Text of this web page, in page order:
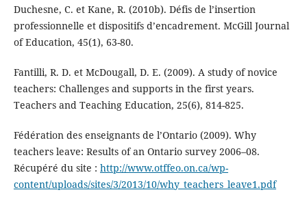
Duchesne, C. et Kane, R. (2010b). Défis de l’insertion
professionnelle et dispositifs d’encadrement. McGill Journal
of Education, 45(1), 63-80.
Fantilli, R. D. et McDougall, D. E. (2009). A study of novice
teachers: Challenges and supports in the first years.
Teachers and Teaching Education, 25(6), 814-825.
Fédération des enseignants de l’Ontario (2009). Why
teachers leave: Results of an Ontario survey 2006–08.
Récupéré du site : http://www.otffeo.on.ca/wp-
content/uploads/sites/3/2013/10/why_teachers_leave1.pdf